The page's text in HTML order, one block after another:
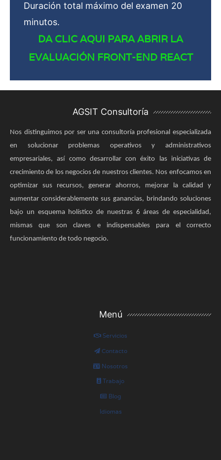
Duración total máximo del examen 20
minutos.
DA CLIC AQUI PARA ABRIR LA
EVALUACIÓN FRONT-END REACT
AGSIT Consultoría
Nos distinguimos por ser una consultoría profesional especializada
en solucionar problemas operativos y administrativos
empresariales, así como desarrollar con éxito las iniciativas de
crecimiento de los negocios de nuestros clientes. Nos enfocamos en
optimizar sus recursos, generar ahorros, mejorar la calidad y
aumentar considerablemente sus ganancias, brindando soluciones
bajo un esquema holístico de nuestras 6 áreas de especialidad,
mismas que son claves e indispensables para el correcto
funcionamiento de todo negocio.
Menú
Servicios
Contacto
Nosotros
Trabajo
Blog
Idiomas